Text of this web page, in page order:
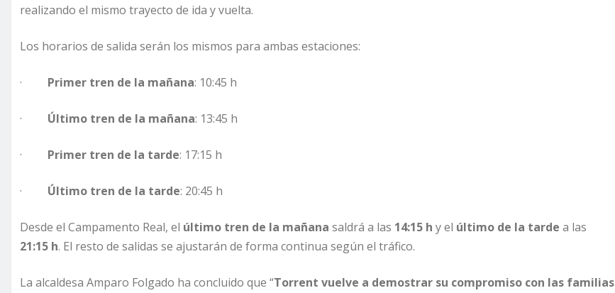
realizando el mismo trayecto de ida y vuelta.
Los horarios de salida serán los mismos para ambas estaciones:
· Primer tren de la mañana: 10:45 h
· Último tren de la mañana: 13:45 h
· Primer tren de la tarde: 17:15 h
· Último tren de la tarde: 20:45 h
Desde el Campamento Real, el último tren de la mañana saldrá a las 14:15 h y el último de la tarde a las
21:15 h. El resto de salidas se ajustarán de forma continua según el tráfico.
La alcaldesa Amparo Folgado ha concluido que “Torrent vuelve a demostrar su compromiso con las familias